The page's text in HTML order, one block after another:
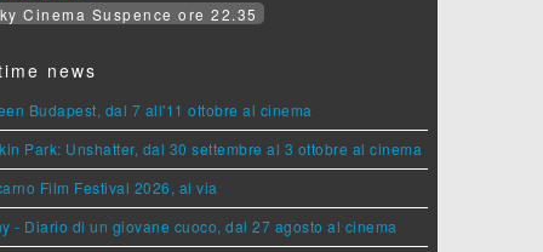
Cinema Suspence ore 22.35
news
Budapest, dal 7 all'11 ottobre al cinema
Park: Unshatter, dal 30 settembre al 3 ottobre al cinema
Film Festival 2026, al via
- Diario di un giovane cuoco, dal 27 agosto al cinema